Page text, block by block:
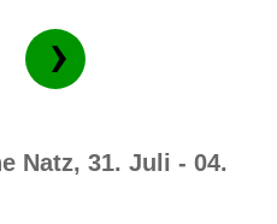
Natz, 31. Juli - 04.